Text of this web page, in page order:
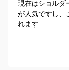
現在はショルダ
が人気ですし、
れます